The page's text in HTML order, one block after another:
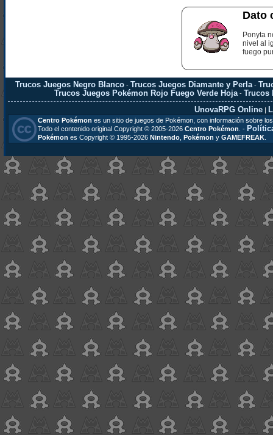
Dato
Ponyta
nivel al
fuego
Trucos Juegos Negro Blanco -Trucos Juegos Diamante y Perla -
Trucos Juegos Pokémon Rojo Fuego Verde Hoja -Trucos
UnovaRPG Online |
Centro Pokémon es un sitio de juegos de Pokémon, con información sobre
Todo el contenido original Copyright © 2005-2026 Centro Pokémon . -
Pokémon es Copyright © 1995-2026 Nintendo, Pokémon y GAMEFREAK.